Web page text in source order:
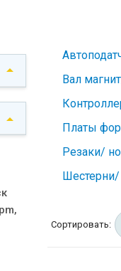
Вал
Платы
Резаки/
Сортировать: